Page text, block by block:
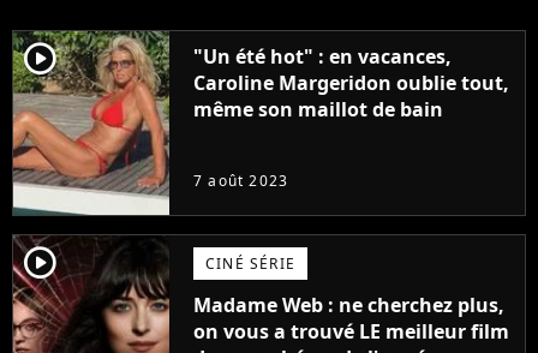
player2
"Un été hot" : en vacances,
Caroline Margeridon oublie tout,
même son maillot de bain
7 août 2023
player2 CINÉ SÉRIE
Madame Web : ne cherchez plus,
on vous a trouvé LE meilleur film